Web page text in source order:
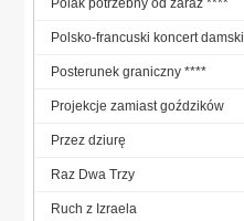
Polsko-francuski koncert damski
Posterunek graniczny ****
Projekcje zamiast goździków
Przez dziurę
Raz Dwa Trzy
Ruch z Izraela